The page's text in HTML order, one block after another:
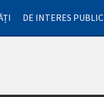
DE INTERES PUBLIC